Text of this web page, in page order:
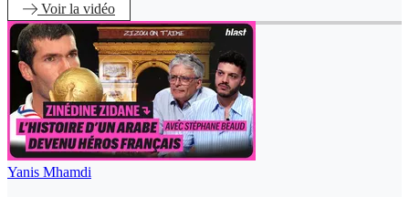
Voirla vidéo
Yanis Mhamdi